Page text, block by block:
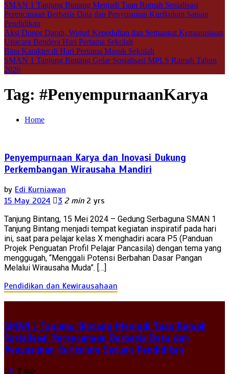
SMAN 1 Tanjung Bintang Menjadi Tuan Rumah Sosialisasi
Perencanaan Berbasis Data dan Penyusunan Kurikulum Satuan
Pendidikan
Aksi Donor Darah, Wujud Kepedulian dan Semangat Kemanusiaan
Upacara Bendera Hari Pertama Sekolah
Bina Karakter di Hari Pertama Masuk Sekolah
SMAN 1 Tanjung Bintang Gelar Sosialisasi MPLS Ramah Tahun
2026
Tag: #PenyempurnaanKarya
Home
Penyempurnaan Karya dan Inovasi Dukung
Perkembangan Wirausaha Mandiri
by Edi Kurniawan
15 May 2024
3 2 min 2 yrs
Tanjung Bintang, 15 Mei 2024 – Gedung Serbaguna SMAN 1
Tanjung Bintang menjadi tempat kegiatan inspiratif pada hari
ini, saat para pelajar kelas X menghadiri acara P5 (Panduan
Projek Penguatan Profil Pelajar Pancasila) dengan tema yang
menggugah, “Menggali Potensi Berbahan Dasar Pangan
Melalui Wirausaha Muda”. […]
Pendidikan dan Kewirausahaan
SMAN 1 Tanjung Bintang Menjadi Tuan Rumah
Sosialisasi Perencanaan Berbasis Data dan
Penyusunan Kurikulum Satuan Pendidikan
0 3 min